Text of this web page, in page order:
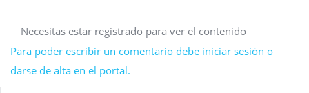
Necesitas estar registrado para ver el contenido
Para poder escribir un comentario debe iniciar sesión o
darse de alta en el portal.